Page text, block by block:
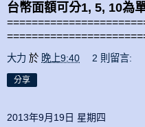
台幣面額可分1, 5, 10為
大力 於 晚上9:40 2 則留言:
分享
2013年9月19日 星期四